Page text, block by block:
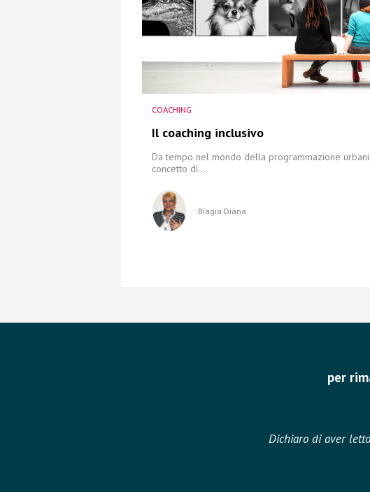
COACHING
Il coaching inclusivo
Da tempo nel mondo della programmazione
concetto di...
Biagia Diana
per
Dichiaro di aver